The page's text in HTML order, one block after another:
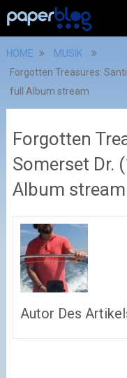
HOME
MUSIK
Forgotten Treasures:
full Album stream
Forgotten
Somerset Dr.
Album stream
Autor Des